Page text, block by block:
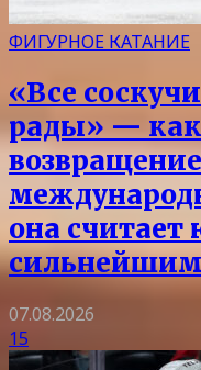
ФИГУРНОЕ КАТАНИЕ
«Все
рады» — как
она считает
07.08.2026
15